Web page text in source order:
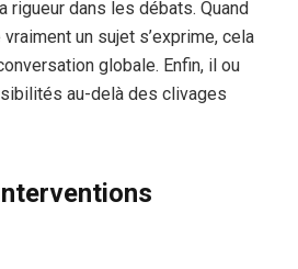
rigueur dans les débats. Quand
un sujet s’exprime, cela
globale. Enfin, il ou
au-delà des clivages